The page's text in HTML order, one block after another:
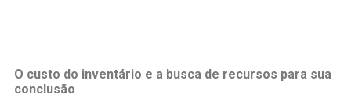
O custo do inventário e a busca de recursos para sua
conclusão